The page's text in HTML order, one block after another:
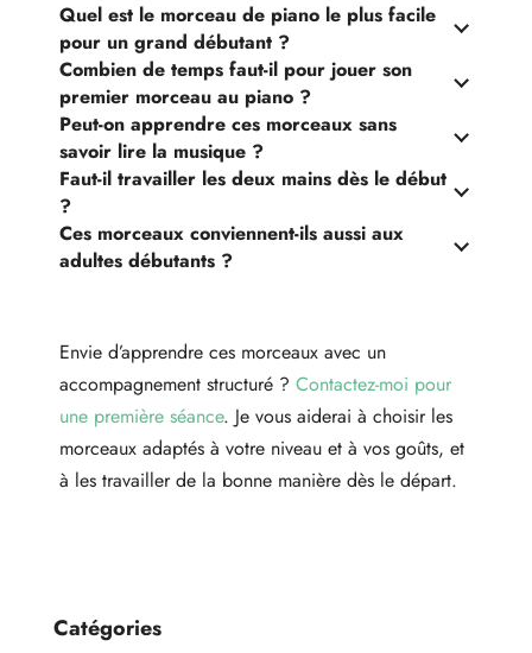
Quel est le morceau de piano le plus facile
pour un grand débutant ?
Combien de temps faut-il pour jouer son
premier morceau au piano ?
Peut-on apprendre ces morceaux sans
savoir lire la musique ?
Faut-il travailler les deux mains dès le début
?
Ces morceaux conviennent-ils aussi aux
adultes débutants ?
Envie d’apprendre ces morceaux avec un
accompagnement structuré ? Contactez-moi pour
une première séance. Je vous aiderai à choisir les
morceaux adaptés à votre niveau et à vos goûts, et
à les travailler de la bonne manière dès le départ.
Catégories